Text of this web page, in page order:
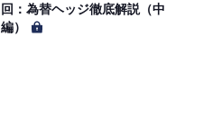
回：為替ヘッジ徹底解説（中
編）